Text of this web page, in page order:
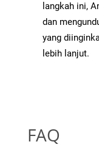
langkah ini,
dan
yang
lebih lanjut.
FAQ